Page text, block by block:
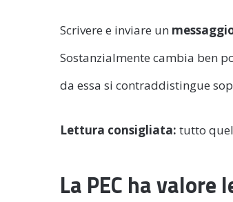
Scrivere e inviare un
Sostanzialmente cambia ben
da essa si contraddistingue
Lettura consigliata: tutto
La PEC ha valore